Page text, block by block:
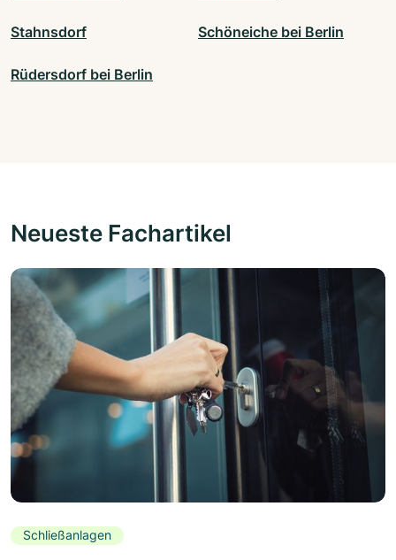
Stahnsdorf Schöneiche bei Berlin
Rüdersdorf bei Berlin
Neueste Fachartikel
Schließanlagen